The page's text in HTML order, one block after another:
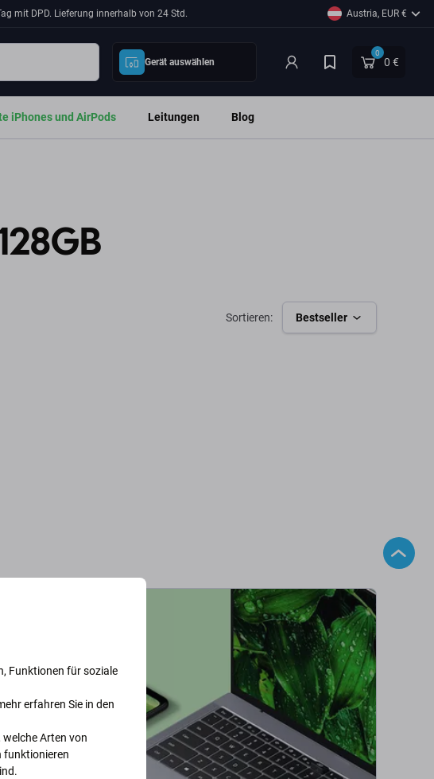
mit DPD. Lieferung innerhalb von 24 Std. Austria, EUR €
Gerät auswählen
0
0 €
iPhones und AirPods Leitungen Blog
Sortieren: Bestseller
Funktionen für soziale
erfahren Sie in den
welche Arten von
funktionieren